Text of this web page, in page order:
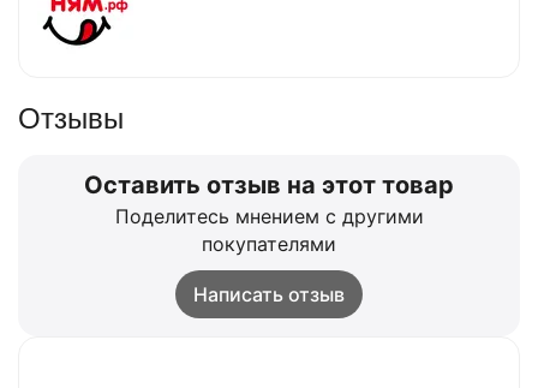
Отзывы
Оставить отзыв на этот товар
Поделитесь мнением с другими
покупателями
Написать отзыв